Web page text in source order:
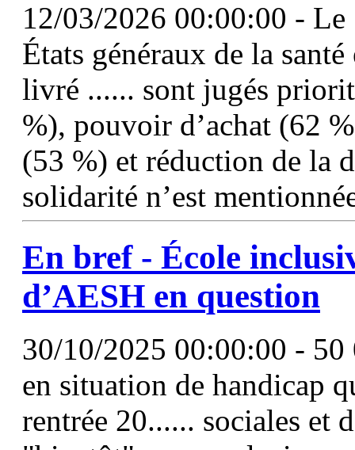
12/03/2026 00:00:00 - Le
États généraux de la
livré ...... sont jugés
%), pouvoir d’achat (62
(53 %) et réduction de la
solidarité n’est
En bref - École
d’AESH en question
30/10/2025 00:00:00 - 50
en situation de handicap
rentrée 20...... sociales et